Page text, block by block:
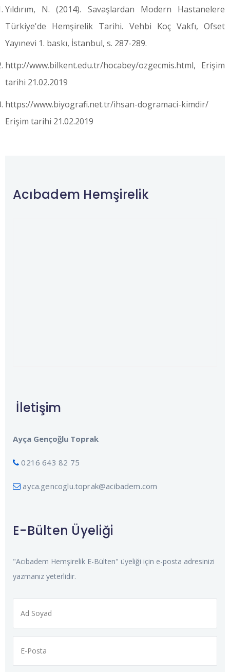
Yıldırım, N. (2014). Savaşlardan Modern Hastanelere
Türkiye'de Hemşirelik Tarihi. Vehbi Koç Vakfı, Ofset
Yayınevi 1. baskı, İstanbul, s. 287-289.
http://www.bilkent.edu.tr/hocabey/ozgecmis.html, Erişim
tarihi 21.02.2019
https://www.biyografi.net.tr/ihsan-dogramaci-kimdir/
Erişim tarihi 21.02.2019
Acıbadem Hemşirelik
İletişim
Ayça Gençoğlu Toprak
0216 643 82 75
ayca.gencoglu.toprak@acibadem.com
E-Bülten Üyeliği
"Acıbadem Hemşirelik E-Bülten" üyeliği için e-posta adresinizi
yazmanız yeterlidir.